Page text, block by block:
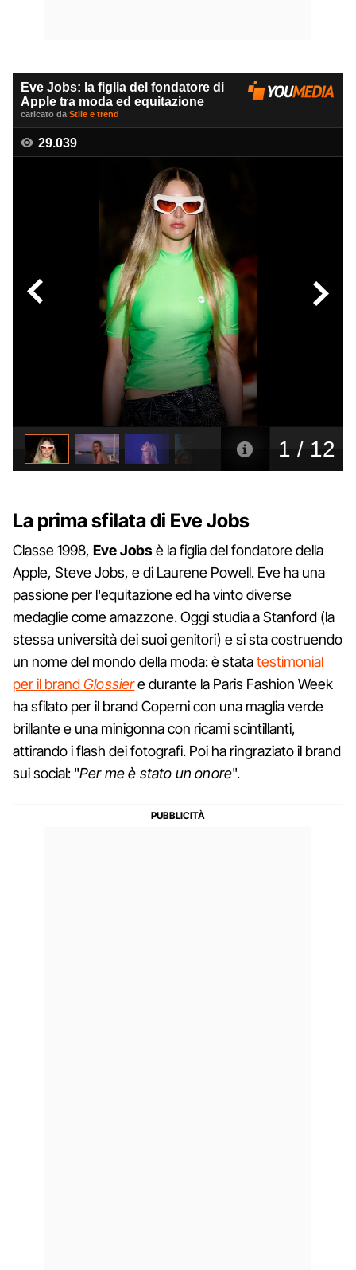
La prima sfilata di Eve Jobs
Classe 1998, Eve Jobsè la figlia del fondatore della
Apple, Steve Jobs, e di Laurene Powell. Eve ha una
passione per l'equitazione ed ha vinto diverse
medaglie come amazzone. Oggi studia a Stanford (la
stessa università dei suoi genitori) e si sta costruendo
un nome del mondo della moda: è statatestimonial
per il brandGlossiere durante la Paris Fashion Week
ha sfilato per il brand Coperni con una maglia verde
brillante e una minigonna con ricami scintillanti,
attirando i flash dei fotografi. Poi ha ringraziato il brand
sui social: "Per me è stato un onore".